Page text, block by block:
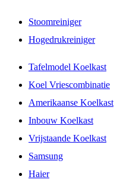
Stoomreiniger
Hogedrukreiniger
Tafelmodel Koelkast
Koel Vriescombinatie
Amerikaanse Koelkast
Inbouw Koelkast
Vrijstaande Koelkast
Samsung
Haier